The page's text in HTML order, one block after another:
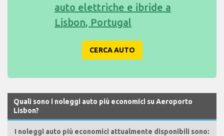
auto elettriche e ibride a
Lisbon, Portugal
CERCA AUTO
Quali sono i noleggi auto più economici su Aeroporto
Lisbon?
I noleggi auto più economici attualmente disponibili sono: